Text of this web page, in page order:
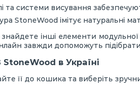
та системи висування
StoneWood імітує натуральні
інші елементи
завжди допоможуть
в Україні
її до кошика та виберіть